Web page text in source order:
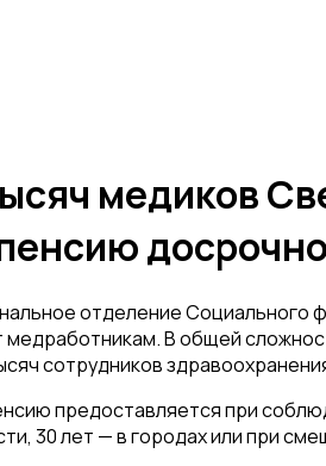
медиков
отделение Социального
медработникам. В общей
сотрудников
предоставляется при
30 лет — в городах или при